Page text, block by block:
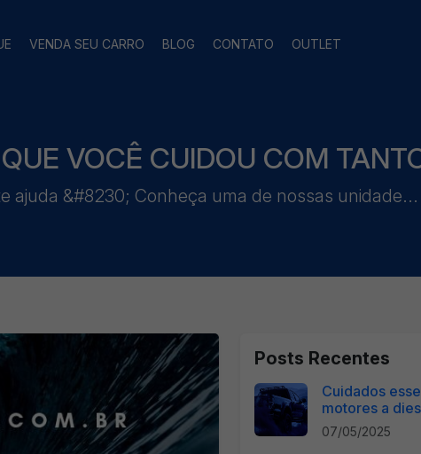
VENDA SEU CARRO BLOG CONTATO OUTLET
VOCÊ CUIDOU COM
ajuda &#8230; Conheça uma de nossas unidade...
Posts Recentes
Cuidados
motores a
07/05/2025